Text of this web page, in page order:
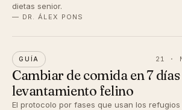
dietas senior.
— DR. ÁLEX PONS
GUÍA 21 ·
Cambiar de comida en 7
levantamiento felino
El protocolo por fases que usan los